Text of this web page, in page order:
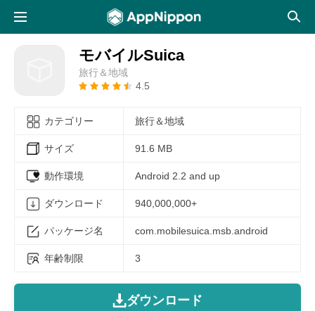
モバイルSuica
旅行＆地域
4.5
カテゴリー 旅行＆地域
サイズ 91.6 MB
動作環境 Android 2.2 and up
ダウンロード 940,000,000+
パッケージ名 com.mobilesuica.msb.android
年齢制限 3
ダウンロード